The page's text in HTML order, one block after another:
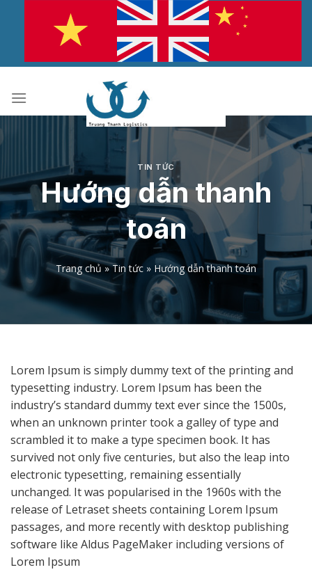
dung
TIN TỨC
Hướng dẫn thanh
toán
Trang chủ»Tin tức » Hướng dẫn thanh toán
Lorem Ipsum is simply dummy text of the printing and
typesetting industry. Lorem Ipsum has been the
industry’s standard dummy text ever since the 1500s,
when an unknown printer took a galley of type and
scrambled it to make a type specimen book. It has
survived not only five centuries, but also the leap into
electronic typesetting, remaining essentially
unchanged. It was popularised in the 1960s with the
release of Letraset sheets containing Lorem Ipsum
passages, and more recently with desktop publishing
software like Aldus PageMaker including versions of
Lorem Ipsum